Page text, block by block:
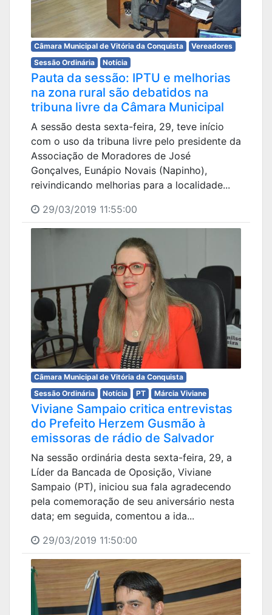
Câmara Municipal de Vitória da Conquista
Vereadores
Sessão Ordinária
Notícia
Pauta da sessão: IPTU e melhorias
na zona rural são debatidos na
tribuna livre da Câmara Municipal
A sessão desta sexta-feira, 29, teve início
com o uso da tribuna livre pelo presidente da
Associação de Moradores de José
Gonçalves, Eunápio Novais (Napinho),
reivindicando melhorias para a localidade...
29/03/2019 11:55:00
Câmara Municipal de Vitória da Conquista
Sessão Ordinária
Notícia PT Márcia Viviane
Viviane Sampaio critica entrevistas
do Prefeito Herzem Gusmão à
emissoras de rádio de Salvador
Na sessão ordinária desta sexta-feira, 29, a
Líder da Bancada de Oposição, Viviane
Sampaio (PT), iniciou sua fala agradecendo
pela comemoração de seu aniversário nesta
data; em seguida, comentou a ida...
29/03/2019 11:50:00